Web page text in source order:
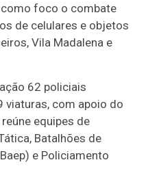
foco o combate
de celulares e objetos
Vila Madalena e
62 policiais
com apoio do
equipes de
Batalhões de
e Policiamento